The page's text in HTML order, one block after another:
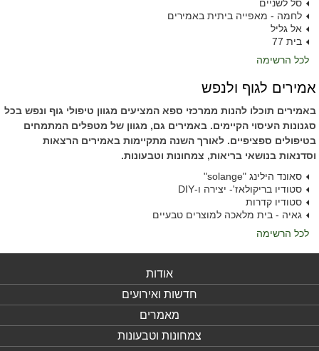
סל לשניים
לחמה - מאפייה ביתית באמירים
אל גליל
בית 77
לכל הרשימה
אמירים לגוף ולנפש
באמירים תוכלו להנות ממרכזי ספא המציעים מגוון טיפולי גוף ונפש בכל
סגנונות העיסוי הקיימים. באמירים גם, מגוון של מטפלים המתמחים
בטיפולים ספציפיים. לאורך השנה מתקיימות באמירים הרצאות
וסדנאות בנושאי בריאות, צמחונות וטבעונות.
סאונד הילינג "solange"
סטודיו בריקולאז'- יצירה ו-DIY
סטודיו קדרות
גאיה - בית מלאכה למוצרים טבעיים
לכל הרשימה
אודות
חדשות ואירועים
מאמרים
צמחונות וטבעונות